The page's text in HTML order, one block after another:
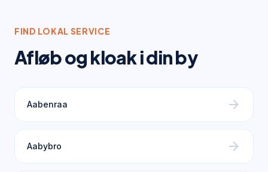
FIND LOKAL SERVICE
Afløb og kloaki din by
Aabenraa arrow_forward
Aabybro arrow_forward